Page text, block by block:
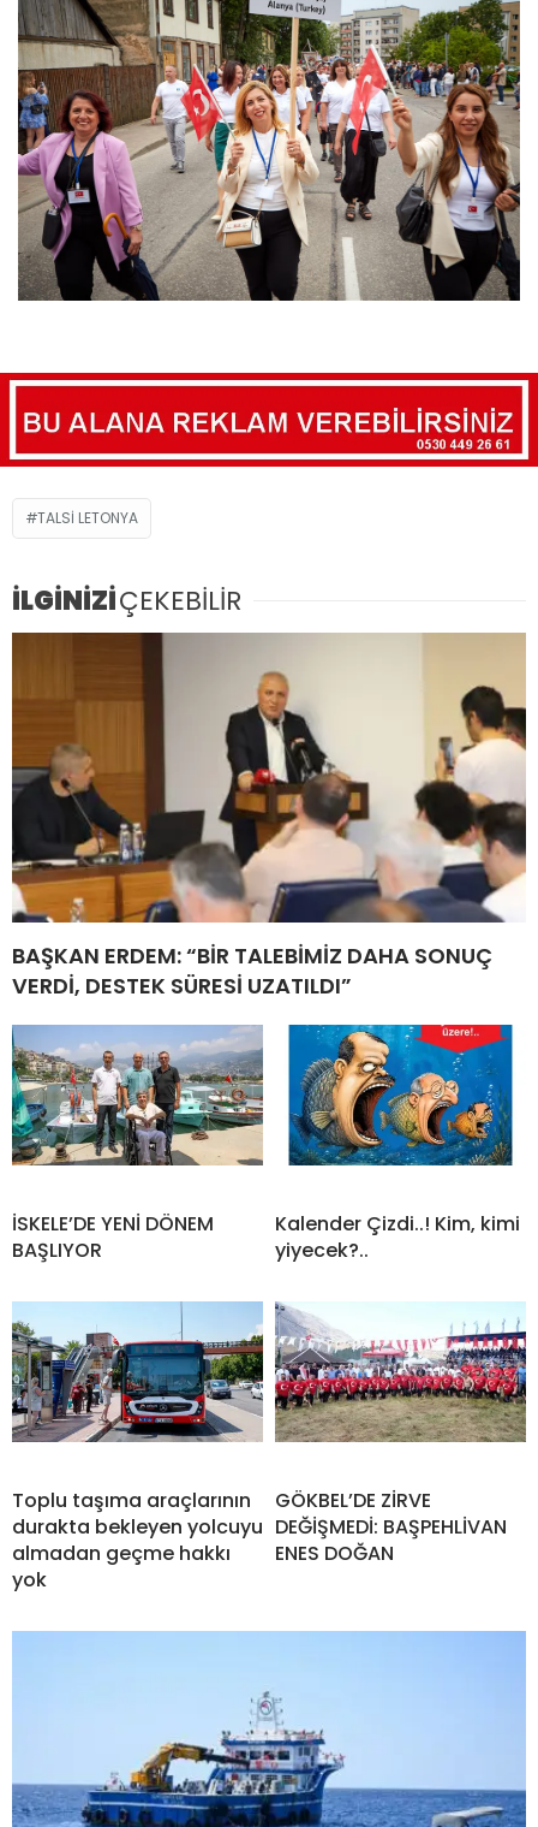
TALSI LETONYA
İLGİNİZİÇEKEBİLİR
BAŞKAN ERDEM: “BİR TALEBİMİZ DAHA SONUÇ
VERDİ, DESTEK SÜRESİ UZATILDI”
İSKELE’DE YENİ DÖNEM
BAŞLIYOR
Kalender Çizdi..! Kim, kimi
yiyecek?..
Toplu taşıma araçlarının
durakta bekleyen yolcuyu
almadan geçme hakkı
yok
GÖKBEL’DE ZİRVE
DEĞİŞMEDİ: BAŞPEHLİVAN
ENES DOĞAN